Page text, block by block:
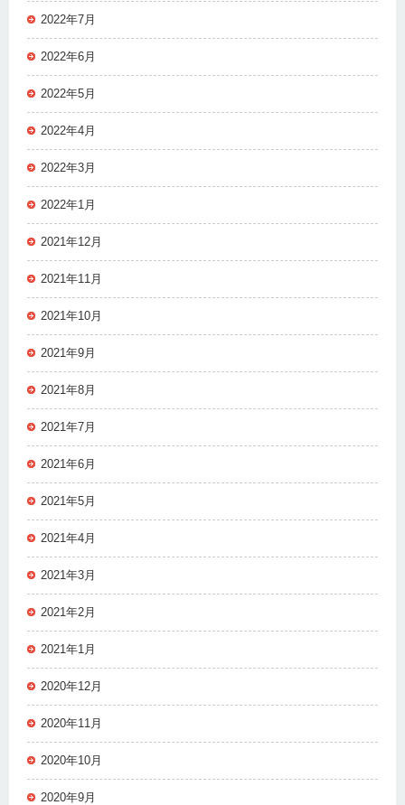
2022年7月
2022年6月
2022年5月
2022年4月
2022年3月
2022年1月
2021年12月
2021年11月
2021年10月
2021年9月
2021年8月
2021年7月
2021年6月
2021年5月
2021年4月
2021年3月
2021年2月
2021年1月
2020年12月
2020年11月
2020年10月
2020年9月